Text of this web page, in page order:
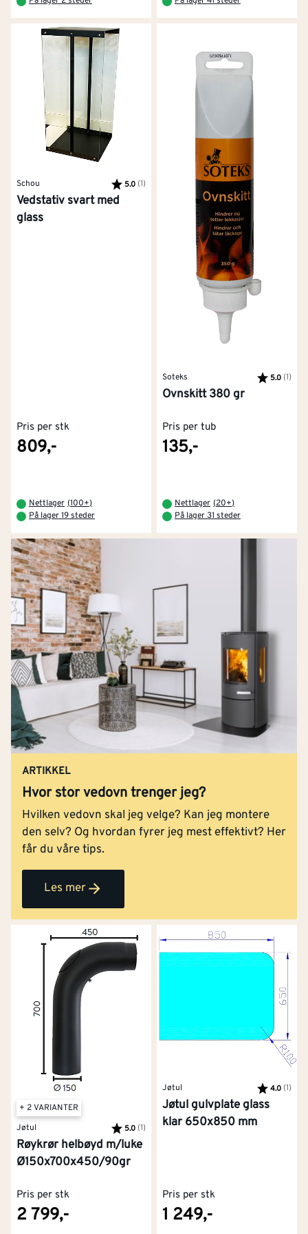
Schou Karakter:
5.0 (1)
Vedstativ svart med
glass
Pris per stk
809,-
Nettlager (100+)
På lager 19 steder
Soteks Karakter:
5.0 (1)
Ovnskitt 380 gr
Pris per tub
135,-
Nettlager (20+)
På lager 31 steder
ARTIKKEL
Hvor stor vedovn trenger jeg?
Hvilken vedovn skal jeg velge? Kan jeg montere
den selv? Og hvordan fyrer jeg mest effektivt? Her
får du våre tips.
Les mer
+ 2 VARIANTER
Jøtul
Karakter:
5.0 (1) av 5 mulige
Røykrør helbøyd m/luke
Ø150x700x450/90gr
Pris per stk
2 799,-
Jøtul Karakter:
4.0 (1)
Jøtul gulvplate glass
klar 650x850 mm
Pris per stk
1 249,-